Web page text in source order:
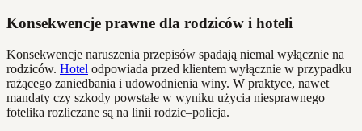
Konsekwencje prawne dla rodziców i hoteli
Konsekwencje naruszenia przepisów spadają niemal wyłącznie na
rodziców. Hotel odpowiada przed klientem wyłącznie w przypadku
rażącego zaniedbania i udowodnienia winy. W praktyce, nawet
mandaty czy szkody powstałe w wyniku użycia niesprawnego
fotelika rozliczane są na linii rodzic–policja.